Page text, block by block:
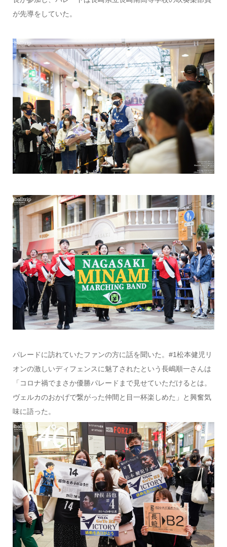
が先導をしていた。
パレードに訪れていたファンの方に話を聞いた。#1松本健児リ
オンの激しいディフェンスに魅了されたという長嶋順一さんは
「コロナ禍でまさか優勝パレードまで見せていただけるとは。
ヴェルカのおかげで繋がった仲間と目一杯楽しめた」と興奮気
味に語った。